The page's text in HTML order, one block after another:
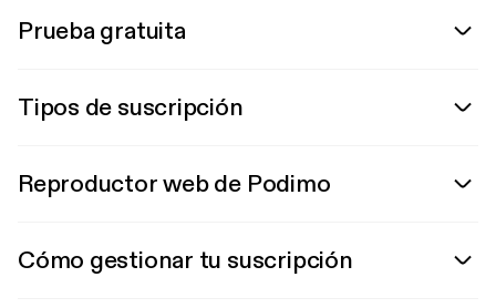
Prueba gratuita
Tipos de suscripción
Reproductor web de Podimo
Cómo gestionar tu suscripción